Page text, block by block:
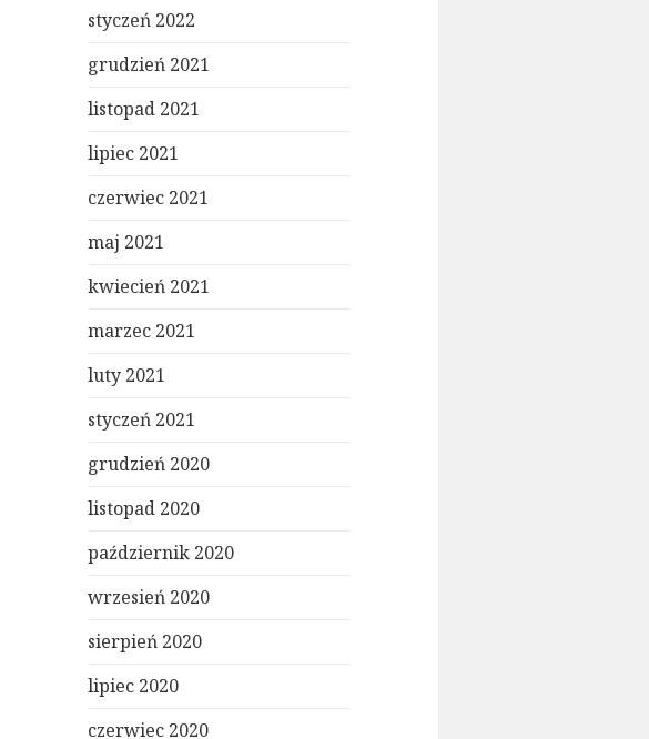
styczeń 2022
grudzień 2021
listopad 2021
lipiec 2021
czerwiec 2021
maj 2021
kwiecień 2021
marzec 2021
luty 2021
styczeń 2021
grudzień 2020
listopad 2020
październik 2020
wrzesień 2020
sierpień 2020
lipiec 2020
czerwiec 2020